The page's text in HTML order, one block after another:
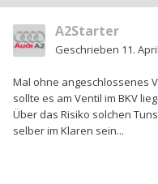
A2Starter
Geschrieben 11.
Mal ohne angeschlossenes
sollte es am Ventil im BKV
Über das Risiko solchen
selber im Klaren sein...